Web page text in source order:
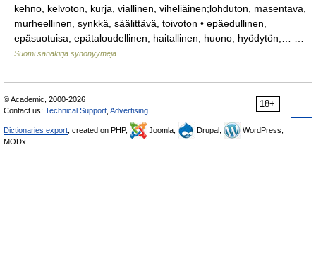
kehno, kelvoton, kurja, viallinen, viheliäinen;lohduton, masentava,
murheellinen, synkkä, säälittävä, toivoton • epäedullinen,
epäsuotuisa, epätaloudellinen, haitallinen, huono, hyödytön,… …
Suomi sanakirja synonyymejä
18+
© Academic, 2000-2026
Contact us: Technical Support Advertising
Dictionaries export , created on PHP, Joomla, Drupal,
WordPress,
MODx.